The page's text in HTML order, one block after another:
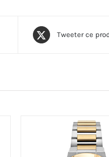
Tweeter ce